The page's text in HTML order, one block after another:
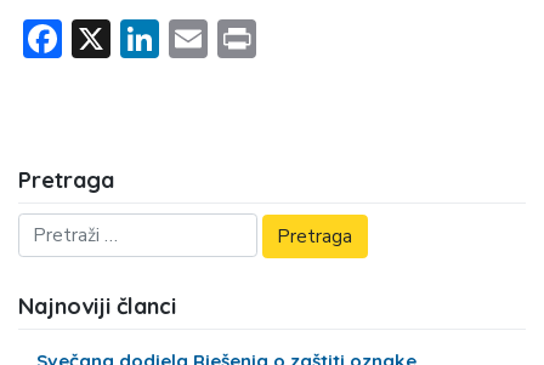
Facebook
X LinkedIn
Email
Pretraga
Najnoviji članci